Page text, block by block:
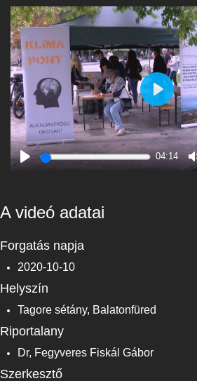
04:14
Play
A videó adatai
Forgatás napja
2020-10-10
Helyszín
Tagore sétány, Balatonfüred
Riportalany
Dr, Fegyveres Fiskál Gábor
Szerkesztő